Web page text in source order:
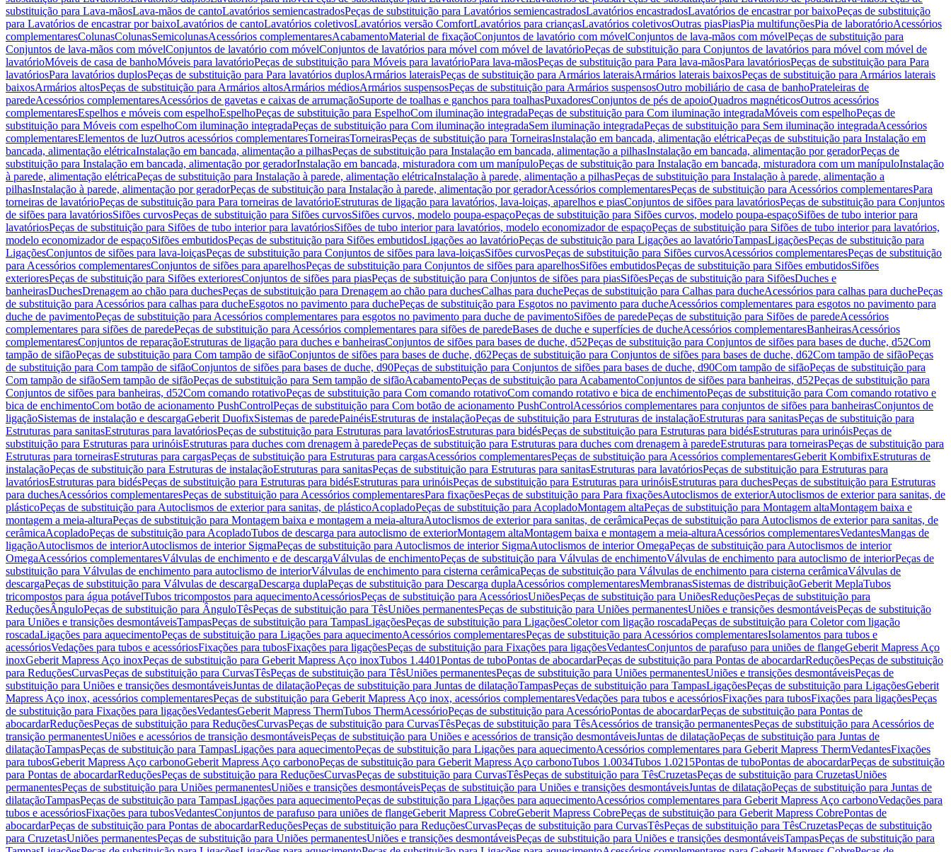
substituição para Lava-mãosLava-mãos de cantoLavatórios semiencastradosPeças de substituição para Lavatórios semiencastradosLavatórios encastradosLavatórios de encastrar por baixoPeças de substituição
para Lavatórios de encastrar por baixoLavatórios de cantoLavatórios coletivosLavatórios versão ComfortLavatórios para criançasLavatórios coletivosOutras piasPiasPia multifunçõesPia de laboratórioAcessórios
complementaresColunasColunasSemicolunasAcessórios complementaresAcabamentoMaterial de fixaçãoConjuntos de lavatório com móvelConjuntos de lava-mãos com móvelPeças de substituição para
Conjuntos de lava-mãos com móvelConjuntos de lavatório com móvelConjuntos de lavatórios para móvel com móvel de lavatórioPeças de substituição para Conjuntos de lavatórios para móvel com móvel de
lavatórioMóveis de casa de banhoMóveis para lavatórioPeças de substituição para Móveis para lavatórioPara lava-mãosPeças de substituição para Para lava-mãosPara lavatóriosPeças de substituição para Para
lavatóriosPara lavatórios duplosPeças de substituição para Para lavatórios duplosArmários lateraisPeças de substituição para Armários lateraisArmários laterais baixosPeças de substituição para Armários laterais
baixosArmários altosPeças de substituição para Armários altosArmários médiosArmários suspensosPeças de substituição para Armários suspensosOutro mobiliário de casa de banhoPrateleiras de
paredeAcessórios complementaresAcessórios de gavetas e caixas de arrumaçãoSuporte de toalhas e ganchos para toalhasPuxadoresConjuntos de pés de apoioQuadros magnéticosOutros acessórios
complementaresEspelhos e móveis com espelhoEspelhoPeças de substituição para EspelhoCom iluminação integradaPeças de substituição para Com iluminação integradaMóveis com espelhoPeças de
substituição para Móveis com espelhoCom iluminação integradaPeças de substituição para Com iluminação integradaSem iluminação integradaPeças de substituição para Sem iluminação integradaAcessórios
complementaresElementos de luzOutros acessórios complementaresTorneirasTorneirasPeças de substituição para TorneirasInstalação em bancada, alimentação elétricaPeças de substituição para Instalação em
bancada, alimentação elétricaInstalação em bancada, alimentação a pilhasPeças de substituição para Instalação em bancada, alimentação a pilhasInstalação em bancada, alimentação por geradorPeças de
substituição para Instalação em bancada, alimentação por geradorInstalação em bancada, misturadora com um manípuloPeças de substituição para Instalação em bancada, misturadora com um manípuloInstalação
à parede, alimentação elétricaPeças de substituição para Instalação à parede, alimentação elétricaInstalação à parede, alimentação a pilhasPeças de substituição para Instalação à parede, alimentação a
pilhasInstalação à parede, alimentação por geradorPeças de substituição para Instalação à parede, alimentação por geradorAcessórios complementaresPeças de substituição para Acessórios complementaresPara
torneiras de lavatórioPeças de substituição para Para torneiras de lavatórioEstruturas de ligação para lavatórios, lava-loiças, aparelhos e piasConjuntos de sifões para lavatóriosPeças de substituição para Conjuntos
de sifões para lavatóriosSifões curvosPeças de substituição para Sifões curvosSifões curvos, modelo poupa-espaçoPeças de substituição para Sifões curvos, modelo poupa-espaçoSifões de tubo interior para
lavatóriosPeças de substituição para Sifões de tubo interior para lavatóriosSifões de tubo interior para lavatórios, modelo economizador de espaçoPeças de substituição para Sifões de tubo interior para lavatórios,
modelo economizador de espaçoSifões embutidosPeças de substituição para Sifões embutidosLigações ao lavatórioPeças de substituição para Ligações ao lavatórioTampasLigaçõesPeças de substituição para
LigaçõesConjuntos de sifões para lava-loiçasPeças de substituição para Conjuntos de sifões para lava-loiçasSifões curvosPeças de substituição para Sifões curvosAcessórios complementaresPeças de substituição
para Acessórios complementaresConjuntos de sifões para aparelhosPeças de substituição para Conjuntos de sifões para aparelhosSifões embutidosPeças de substituição para Sifões embutidosSifões
exterioresPeças de substituição para Sifões exterioresConjuntos de sifões para piasPeças de substituição para Conjuntos de sifões para piasSifõesPeças de substituição para SifõesDuches e
banheirasDuchesDrenagem ao chão para duchesPeças de substituição para Drenagem ao chão para duchesCalhas para duchePeças de substituição para Calhas para ducheAcessórios para calhas para duchePeças
de substituição para Acessórios para calhas para ducheEsgotos no pavimento para duchePeças de substituição para Esgotos no pavimento para ducheAcessórios complementares para esgotos no pavimento para
duche de pavimentoPeças de substituição para Acessórios complementares para esgotos no pavimento para duche de pavimentoSifões de paredePeças de substituição para Sifões de paredeAcessórios
complementares para sifões de paredePeças de substituição para Acessórios complementares para sifões de paredeBases de duche e superfícies de ducheAcessórios complementaresBanheirasAcessórios
complementaresConjuntos de reparaçãoEstruturas de ligação para duches e banheirasConjuntos de sifões para bases de duche, d52Peças de substituição para Conjuntos de sifões para bases de duche, d52Com
tampão de sifãoPeças de substituição para Com tampão de sifãoConjuntos de sifões para bases de duche, d62Peças de substituição para Conjuntos de sifões para bases de duche, d62Com tampão de sifãoPeças
de substituição para Com tampão de sifãoConjuntos de sifões para bases de duche, d90Peças de substituição para Conjuntos de sifões para bases de duche, d90Com tampão de sifãoPeças de substituição para
Com tampão de sifãoSem tampão de sifãoPeças de substituição para Sem tampão de sifãoAcabamentoPeças de substituição para AcabamentoConjuntos de sifões para banheiras, d52Peças de substituição para
Conjuntos de sifões para banheiras, d52Com comando rotativoPeças de substituição para Com comando rotativoCom comando rotativo e bica de enchimentoPeças de substituição para Com comando rotativo e
bica de enchimentoCom botão de acionamento PushControlPeças de substituição para Com botão de acionamento PushControlAcessórios complementares para conjuntos de sifões para banheirasConjuntos de
ligaçãoSistemas de instalação e descargaGeberit DuofixSistemas de paredePainéisEstruturas de instalaçãoPeças de substituição para Estruturas de instalaçãoEstruturas para sanitasPeças de substituição para
Estruturas para sanitasEstruturas para lavatóriosPeças de substituição para Estruturas para lavatóriosEstruturas para bidésPeças de substituição para Estruturas para bidésEstruturas para urinóisPeças de
substituição para Estruturas para urinóisEstruturas para duches com drenagem à paredePeças de substituição para Estruturas para duches com drenagem à paredeEstruturas para torneirasPeças de substituição para
Estruturas para torneirasEstruturas para cargasPeças de substituição para Estruturas para cargasAcessórios complementaresPeças de substituição para Acessórios complementaresGeberit KombifixEstruturas de
instalaçãoPeças de substituição para Estruturas de instalaçãoEstruturas para sanitasPeças de substituição para Estruturas para sanitasEstruturas para lavatóriosPeças de substituição para Estruturas para
lavatóriosEstruturas para bidésPeças de substituição para Estruturas para bidésEstruturas para urinóisPeças de substituição para Estruturas para urinóisEstruturas para duchesPeças de substituição para Estruturas
para duchesAcessórios complementaresPeças de substituição para Acessórios complementaresPara fixaçõesPeças de substituição para Para fixaçõesAutoclismos de exteriorAutoclismos de exterior para sanitas, de
plásticoPeças de substituição para Autoclismos de exterior para sanitas, de plásticoAcopladoPeças de substituição para AcopladoMontagem altaPeças de substituição para Montagem altaMontagem baixa e
montagem a meia-alturaPeças de substituição para Montagem baixa e montagem a meia-alturaAutoclismos de exterior para sanitas, de cerâmicaPeças de substituição para Autoclismos de exterior para sanitas, de
cerâmicaAcopladoPeças de substituição para AcopladoTubos de descarga para autoclismo de exteriorMontagem altaMontagem baixa e montagem a meia-alturaAcessórios complementaresVedantesMangas de
ligaçãoAutoclismos de interiorAutoclismos de interior SigmaPeças de substituição para Autoclismos de interior SigmaAutoclismos de interior OmegaPeças de substituição para Autoclismos de interior
OmegaAcessórios complementaresVálvulas de enchimento e de descargaVálvulas de enchimentoPeças de substituição para Válvulas de enchimentoVálvulas de enchimento para autoclismo de interiorPeças de
substituição para Válvulas de enchimento para autoclismo de interiorVálvulas de enchimento para cisterna cerâmicaPeças de substituição para Válvulas de enchimento para cisterna cerâmicaVálvulas de
descargaPeças de substituição para Válvulas de descargaDescarga duplaPeças de substituição para Descarga duplaAcessórios complementaresMembranasSistemas de distribuiçãoGeberit MeplaTubos
tricompostos para água potávelTubos tricompostos para aquecimentoAcessóriosPeças de substituição para AcessóriosUniõesPeças de substituição para UniõesReduçõesPeças de substituição para
ReduçõesÂnguloPeças de substituição para ÂnguloTêsPeças de substituição para TêsUniões permanentesPeças de substituição para Uniões permanentesUniões e transições desmontáveisPeças de substituição
para Uniões e transições desmontáveisTampasPeças de substituição para TampasLigaçõesPeças de substituição para LigaçõesColetor com ligação roscadaPeças de substituição para Coletor com ligação
roscadaLigações para aquecimentoPeças de substituição para Ligações para aquecimentoAcessórios complementaresPeças de substituição para Acessórios complementaresIsolamentos para tubos e
acessóriosVedações para tubos e acessóriosFixações para tubosFixações para ligaçõesPeças de substituição para Fixações para ligaçõesVedantesConjuntos de parafuso para uniões de flangeGeberit Mapress Aço
inoxGeberit Mapress Aço inoxPeças de substituição para Geberit Mapress Aço inoxTubos 1.4401Pontas de tuboPontas de abocardarPeças de substituição para Pontas de abocardarReduçõesPeças de substituição
para ReduçõesCurvasPeças de substituição para CurvasTêsPeças de substituição para TêsUniões permanentesPeças de substituição para Uniões permanentesUniões e transições desmontáveisPeças de
substituição para Uniões e transições desmontáveisJuntas de dilataçãoPeças de substituição para Juntas de dilataçãoTampasPeças de substituição para TampasLigaçõesPeças de substituição para LigaçõesGeberit
Mapress Aço inox, acessórios complementaresPeças de substituição para Geberit Mapress Aço inox, acessórios complementaresVedações para tubos e acessóriosFixações para tubosFixações para ligaçõesPeças
de substituição para Fixações para ligaçõesVedantesGeberit Mapress ThermTubos ThermAcessórioPeças de substituição para AcessórioPontas de abocardarPeças de substituição para Pontas de
abocardarReduçõesPeças de substituição para ReduçõesCurvasPeças de substituição para CurvasTêsPeças de substituição para TêsAcessórios de transição permanentesPeças de substituição para Acessórios de
transição permanentesUniões e acessórios de transição desmontáveisPeças de substituição para Uniões e acessórios de transição desmontáveisJuntas de dilataçãoPeças de substituição para Juntas de
dilataçãoTampasPeças de substituição para TampasLigações para aquecimentoPeças de substituição para Ligações para aquecimentoAcessórios complementares para Geberit Mapress ThermVedantesFixações
para tubosGeberit Mapress Aço carbonoGeberit Mapress Aço carbonoPeças de substituição para Geberit Mapress Aço carbonoTubos 1.0034Tubos 1.0215Pontas de tuboPontas de abocardarPeças de substituição
para Pontas de abocardarReduçõesPeças de substituição para ReduçõesCurvasPeças de substituição para CurvasTêsPeças de substituição para TêsCruzetasPeças de substituição para CruzetasUniões
permanentesPeças de substituição para Uniões permanentesUniões e transições desmontáveisPeças de substituição para Uniões e transições desmontáveisJuntas de dilataçãoPeças de substituição para Juntas de
dilataçãoTampasPeças de substituição para TampasLigações para aquecimentoPeças de substituição para Ligações para aquecimentoAcessórios complementares para Geberit Mapress Aço carbonoVedações para
tubos e acessóriosFixações para tubosVedantesConjuntos de parafuso para uniões de flangeGeberit Mapress CobreGeberit Mapress CobrePeças de substituição para Geberit Mapress CobrePontas de
abocardarPeças de substituição para Pontas de abocardarReduçõesPeças de substituição para ReduçõesCurvasPeças de substituição para CurvasTêsPeças de substituição para TêsCruzetasPeças de substituição
para CruzetasUniões permanentesPeças de substituição para Uniões permanentesUniões e transições desmontáveisPeças de substituição para Uniões e transições desmontáveisTampasPeças de substituição para